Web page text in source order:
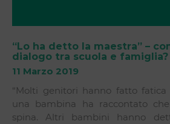
“Lo ha detto la maestra” –
dialogo tra scuola e famiglia?
11 Marzo 2019
“Molti genitori hanno fatto
una bambina ha raccontato
spina. Altri bambini hanno